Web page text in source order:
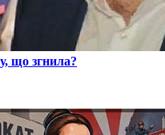
що згнила?